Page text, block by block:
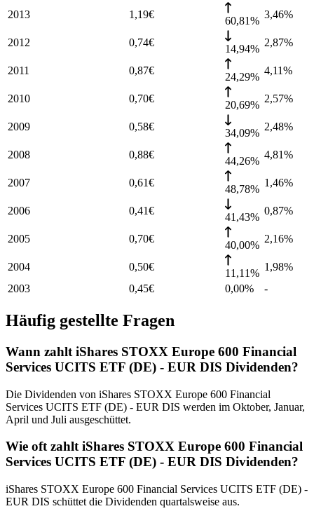
2013 1,19€
60,81%
3,46%
2012 0,74€
14,94%
2,87%
2011 0,87€
24,29%
4,11%
2010 0,70€
20,69%
2,57%
2009 0,58€
34,09%
2,48%
2008 0,88€
44,26%
4,81%
2007 0,61€
48,78%
1,46%
2006 0,41€
41,43%
0,87%
2005 0,70€
40,00%
2,16%
2004 0,50€
11,11%
1,98%
2003
0,45€ 0,00% -
Häufig gestellte Fragen
Wann zahlt iShares STOXX Europe 600 Financial
Services UCITS ETF (DE) - EUR DIS Dividenden?
Die Dividenden von iShares STOXX Europe 600 Financial
Services UCITS ETF (DE) - EUR DIS werden im Oktober, Januar,
April und Juli ausgeschüttet.
Wie oft zahlt iShares STOXX Europe 600 Financial
Services UCITS ETF (DE) - EUR DIS Dividenden?
iShares STOXX Europe 600 Financial Services UCITS ETF (DE) -
EUR DIS schüttet die Dividenden quartalsweise aus.